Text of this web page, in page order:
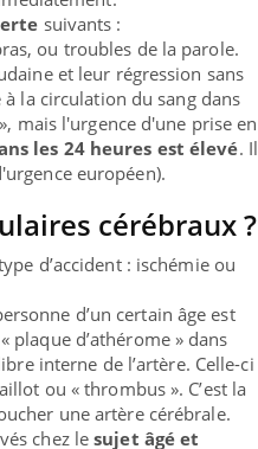
suivants :
ou troubles de la parole.
et leur régression sans
la circulation du sang dans
», mais l'urgence d'une prise en
les 24 heures est élevé. Il
européen).
cérébraux ?
d’accident : ischémie ou
d’un certain âge est
plaque d’athérome » dans
interne de l’artère. Celle-ci
ou « thrombus ». C’est la
une artère cérébrale.
chez lesujet âgé et